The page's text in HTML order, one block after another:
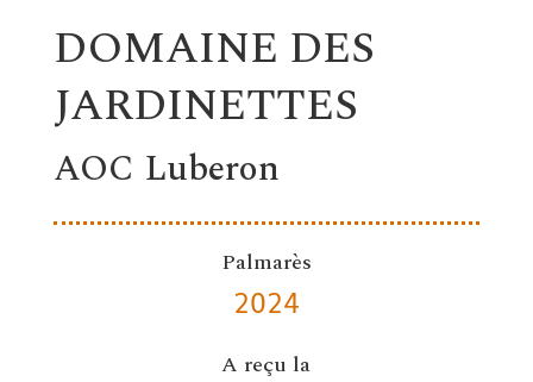
DOMAINE DES
JARDINETTES
AOC Luberon
Palmarès
2024
A reçu la